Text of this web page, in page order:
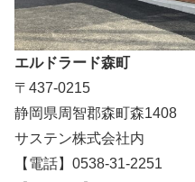
エルドラード森町
〒437-0215
静岡県周智郡森町森1408
サステン株式会社内
【電話】0538-31-2251